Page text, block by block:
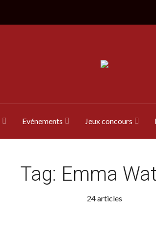
Evénements Jeux concours
Tag: Emma
24 articles